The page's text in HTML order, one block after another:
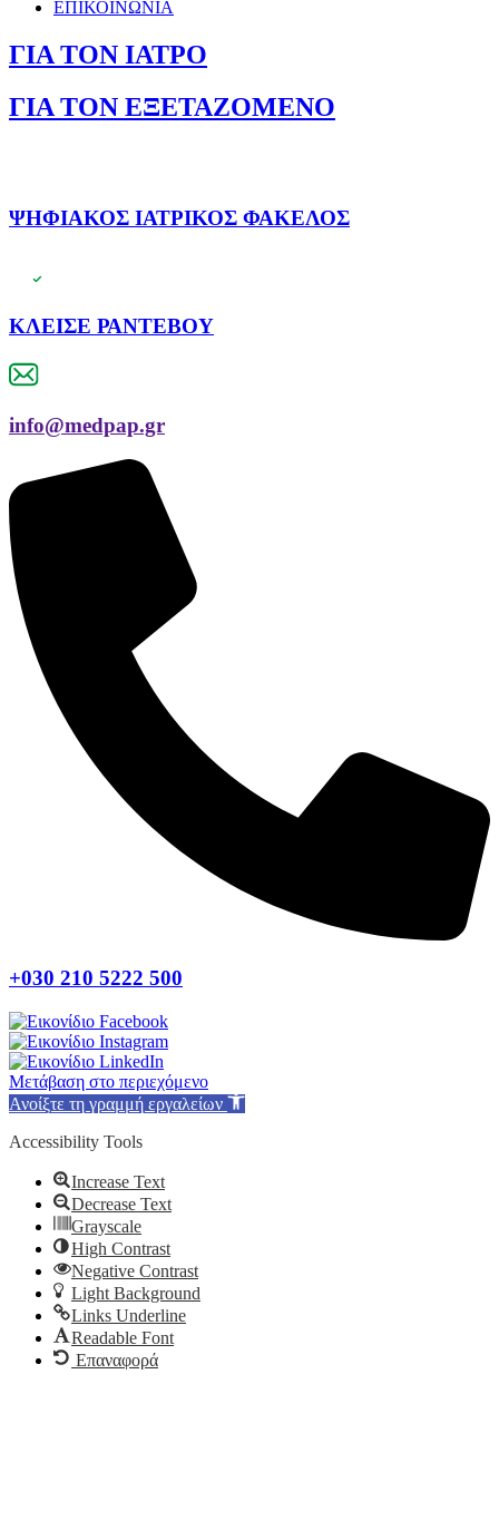
ΕΠΙΚΟΙΝΩΝΙΑ
ΓΙΑ ΤΟΝ ΙΑΤΡΟ
ΓΙΑ ΤΟΝ ΕΞΕΤΑΖΟΜΕΝΟ
ΨΗΦΙΑΚΟΣ ΙΑΤΡΙΚΟΣ ΦΑΚΕΛΟΣ
ΚΛΕΙΣΕ ΡΑΝΤΕΒΟΥ
info@medpap.gr
+030 210 5222 500
Μετάβαση στο περιεχόμενο
Ανοίξτε τη γραμμή εργαλείων
Accessibility Tools
Increase Text
Decrease Text
Grayscale
High Contrast
Negative Contrast
Light Background
Links Underline
Readable Font
Επαναφορά